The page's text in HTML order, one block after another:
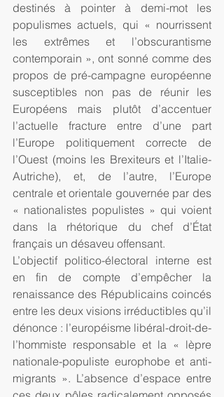
destinés à pointer à demi-mot les
populismes actuels, qui « nourrissent
les extrêmes et l’obscurantisme
contemporain », ont sonné comme des
propos de pré-campagne européenne
susceptibles non pas de réunir les
Européens mais plutôt d’accentuer
l’actuelle fracture entre d’une part
l’Europe politiquement correcte de
l’Ouest (moins les Brexiteurs et l’Italie-
Autriche), et, de l’autre, l’Europe
centrale et orientale gouvernée par des
« nationalistes populistes » qui voient
dans la rhétorique du chef d’État
français un désaveu offensant.
L’objectif politico-électoral interne est
en fin de compte d’empêcher la
renaissance des Républicains coincés
entre les deux visions irréductibles qu’il
dénonce : l’européisme libéral-droit-de-
l’hommiste responsable et la « lèpre
nationale-populiste europhobe et anti-
migrants ». L’absence d’espace entre